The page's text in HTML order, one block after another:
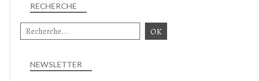
NEWSLETTER
RECHERCHE